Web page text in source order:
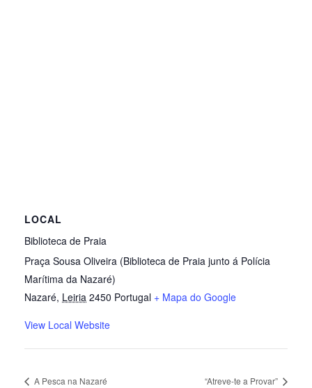
LOCAL
Biblioteca de Praia
Praça Sousa Oliveira (Biblioteca de Praia junto á Polícia
Marítima da Nazaré)
Nazaré, Leiria 2450 Portugal + Mapa do Google
View Local Website
A Pesca na Nazaré “Atreve-te a Provar”